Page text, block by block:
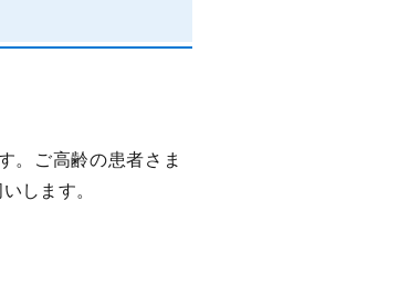
。ご高齢の患者さま
します。